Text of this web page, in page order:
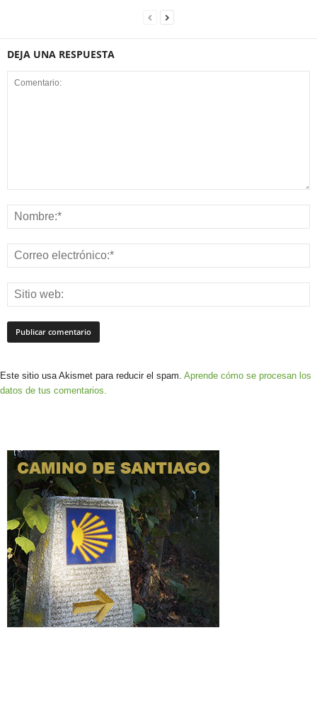
DEJA UNA RESPUESTA
Este sitio usa Akismet para reducir el spam. Aprende cómo se procesan los
datos de tus comentarios.